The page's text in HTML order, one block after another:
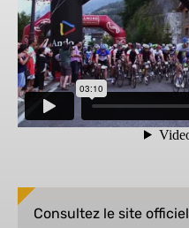
Consultez le site